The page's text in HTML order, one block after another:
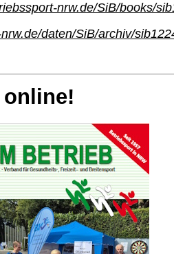
nrw.de/SiB/books/
daten/SiB/archiv/
online!